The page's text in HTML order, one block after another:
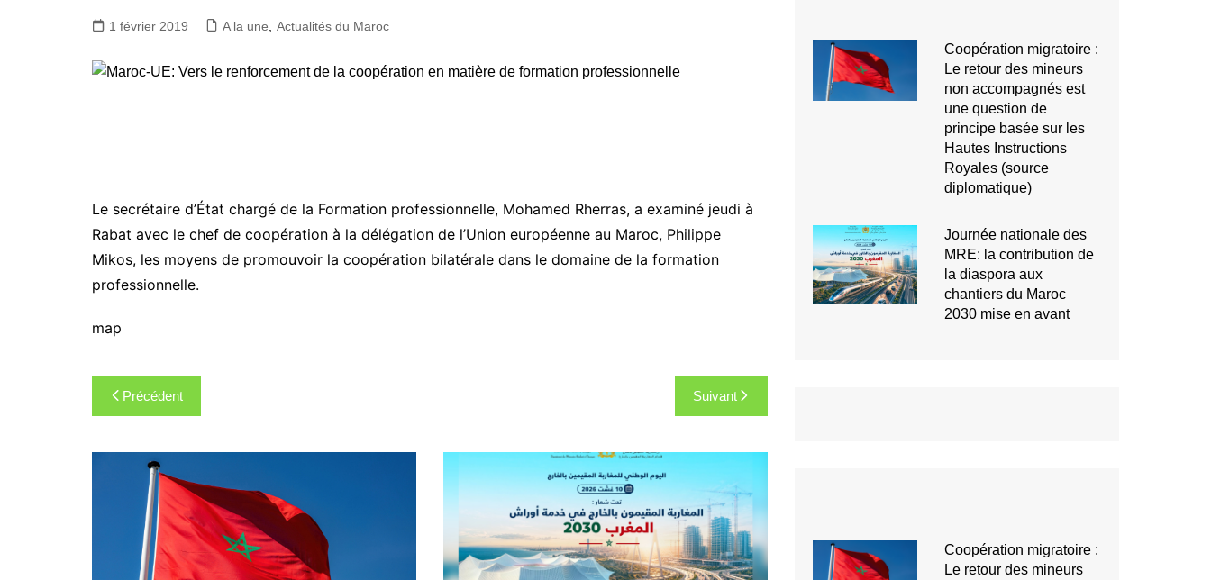
1 février 2019 A la une Actualités du Maroc
Le secrétaire d’État chargé de la Formation professionnelle, Mohamed Rherras, a examiné jeudi à
Rabat avec le chef de coopération à la délégation de l’Union européenne au Maroc, Philippe
Mikos, les moyens de promouvoir la coopération bilatérale dans le domaine de la formation
professionnelle.
map
Navigation
de
l’article
Précédent Suivant
Coopération migratoire :
Le retour des mineurs
non accompagnés est
une question de
principe basée sur les
Hautes Instructions
Royales (source
diplomatique)
Journée nationale des
MRE: la contribution de
la diaspora aux
chantiers du Maroc
2030 mise en avant
Coopération migratoire :
Le retour des mineurs